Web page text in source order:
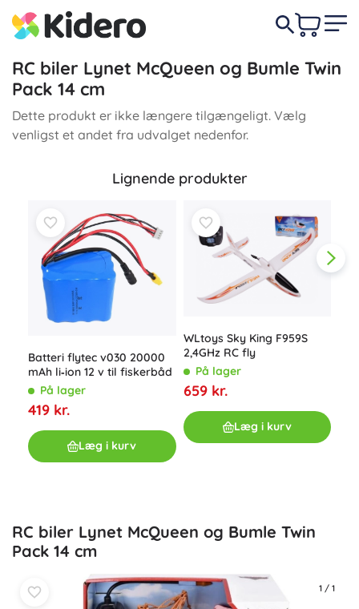
RC biler Lynet McQueen og Bumle Twin
Pack 14 cm
Dette produkt er ikke længere tilgængeligt. Vælg
venligst et andet fra udvalget nedenfor.
Lignende produkter
Batteri flytec v030 20000
mAh li‑ion 12 v til fiskerbåd
På lager
419 kr.
Læg i kurv
WLtoys Sky King F959S
2,4GHz RC fly
På lager
659 kr.
Læg i kurv
RC biler Lynet McQueen og Bumle Twin
Pack 14 cm
1 / 1